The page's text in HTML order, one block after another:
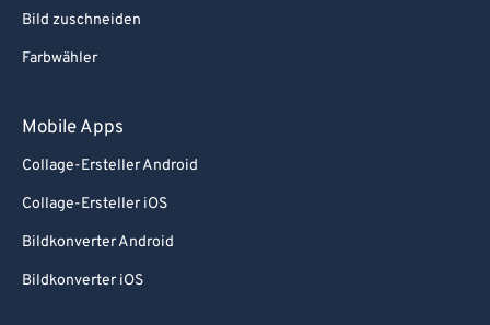
Bild zuschneiden
Farbwähler
Mobile Apps
Collage-Ersteller Android
Collage-Ersteller iOS
Bildkonverter Android
Bildkonverter iOS